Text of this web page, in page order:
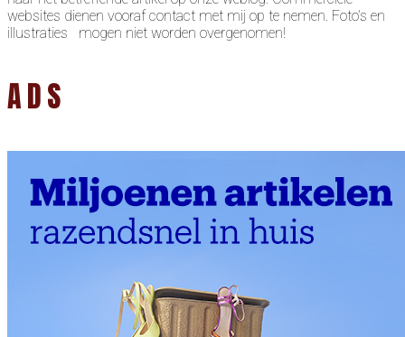
websites dienen vooraf contact met mij op te nemen. Foto’s en
illustraties mogen niet worden overgenomen!
ADS